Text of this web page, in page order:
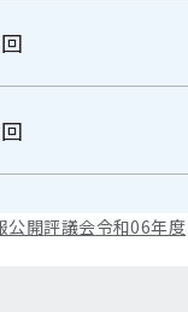
公開評議会令和06年度